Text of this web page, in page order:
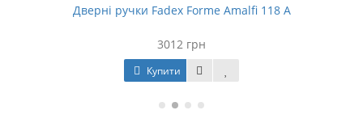
Дверні ручки Fadex Forme Amalfi 118 A
3012 грн
Купити